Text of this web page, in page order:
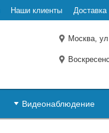
Наши клиенты Доставка
Москва,
Видеонаблюдение